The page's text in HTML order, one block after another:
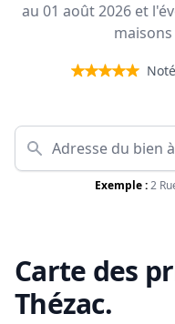
au 01 août 2026 et
Noté
Exemple :2
Carte des
Thézac.